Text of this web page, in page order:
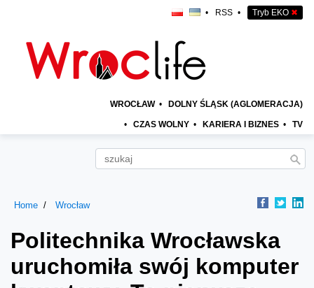
• RSS • Tryb EKO ✖
WROCŁAW • DOLNY ŚLĄSK (AGLOMERACJA)
• CZAS WOLNY • KARIERA I BIZNES • TV
Home Wrocław
Politechnika Wrocławska
uruchomiła swój komputer